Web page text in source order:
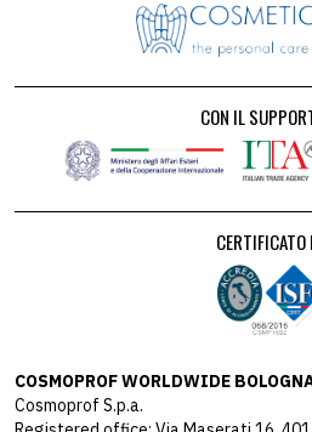
CON IL
CERTIFICATO
COSMOPROF WORLDWIDE
Cosmoprof S.p.a.